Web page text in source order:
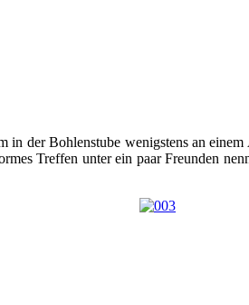
der Bohlenstube wenigstens an
Treffen unter ein paar Freunden